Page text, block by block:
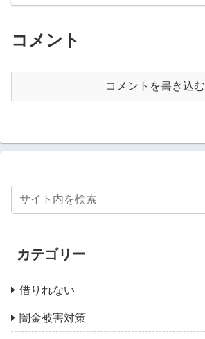
コメント
コメントを書き込む
カテゴリー
借りれない
闇金被害対策